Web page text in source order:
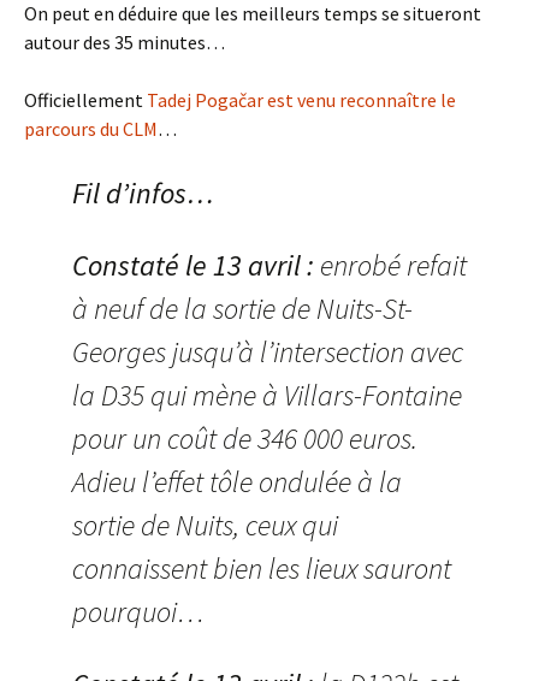
On peut en déduire que les meilleurs temps se situeront
autour des 35 minutes…
Officiellement Tadej Pogačar est venu reconnaître le
parcours du CLM…
Fil d’infos…
Constaté le 13 avril : enrobé refait
à neuf de la sortie de Nuits-St-
Georges jusqu’à l’intersection avec
la D35 qui mène à Villars-Fontaine
pour un coût de 346 000 euros.
Adieu l’effet tôle ondulée à la
sortie de Nuits, ceux qui
connaissent bien les lieux sauront
pourquoi…